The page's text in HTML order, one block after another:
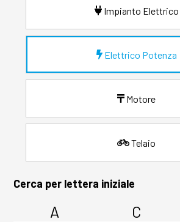
Impianto Elettrico
Elettrico Potenza
Motore
Telaio
Cerca per lettera iniziale
A C